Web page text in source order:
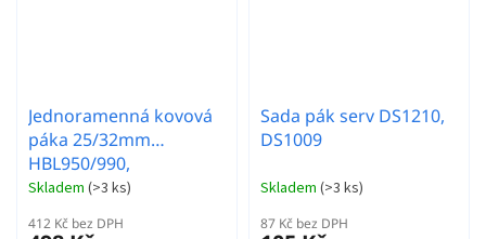
Jednoramenná kovová
páka 25/32mm
HBL950/990,
HBL665/669, HV777/A+,
Skladem (>3 ks)
412 Kč bez DPH
Sada pák serv DS1210,
DS1009
Skladem (>3 ks)
87 Kč bez DPH